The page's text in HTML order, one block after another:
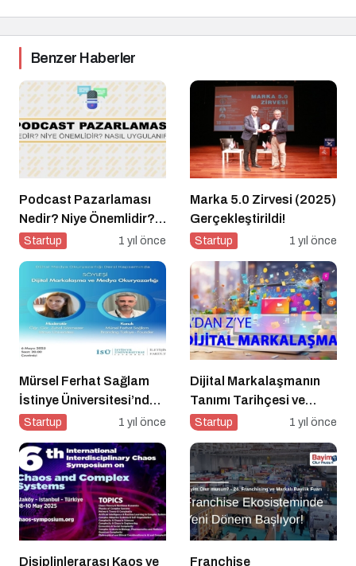
Benzer Haberler
Podcast Pazarlaması
Nedir? Niye Önemlidir?
Podcast Pazarlaması
Startup 1 yıl önce
Marka 5.0 Zirvesi (2025)
Gerçekleştirildi!
Startup 1 yıl önce
Mürsel Ferhat Sağlam
İstinye Üniversitesi’nde
Dijital Medya
Kapsamında
Konuşacak!
Startup 1 yıl önce
Dijital Markalaşmanın
Tanımı Tarihçesi ve
Önemi
Startup 1 yıl önce
Disiplinlerarası Kaos ve Franchise